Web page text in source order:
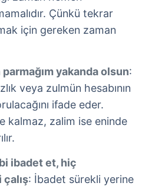
Çünkü tekrar
için gereken zaman
parmağım yakanda olsun:
veya zulmün hesabının
ifade eder.
kalmaz, zalim ise eninde
ibadet et, hiç
: İbadet sürekli yerine